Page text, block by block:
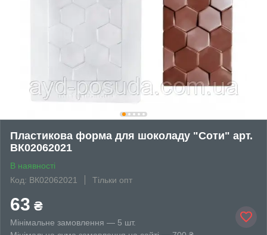
Пластикова форма для шоколаду "Соти" арт.
ВК02062021
В наявності
Код: ВК02062021
Тільки опт
63 ₴
Мінімальне замовлення — 5 шт.